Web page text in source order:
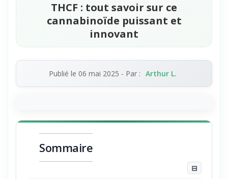
THCF : tout savoir sur ce
cannabinoïde puissant et
innovant
Publié le 06 mai 2025 - Par : Arthur L.
Sommaire
⊟